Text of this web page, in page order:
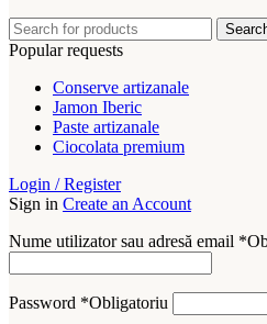
Popular requests
Conserve artizanale
Jamon Iberic
Paste artizanale
Ciocolata premium
Login / Register
Sign in Create an Account
Nume utilizator sau adresă email *
Password *Obligatoriu